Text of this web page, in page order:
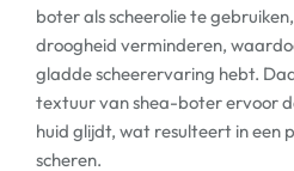
boter als scheerolie te
droogheid verminderen,
gladde scheerervaring hebt.
textuur van shea-boter ervoor
huid glijdt, wat resulteert in een
scheren.